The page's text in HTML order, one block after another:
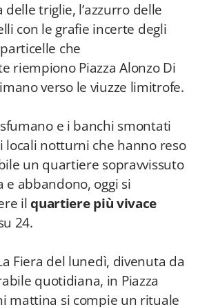
delle triglie, l’azzurro delle
con le grafie incerte degli
che
riempiono Piazza Alonzo Di
verso le viuzze limitrofe.
e i banchi smontati
locali notturni che hanno reso
un quartiere sopravvissuto
abbandono, oggi si
ilquartiere più vivace
24.
Fiera del lunedì, divenuta da
quotidiana, in Piazza
mattina si compie un rituale